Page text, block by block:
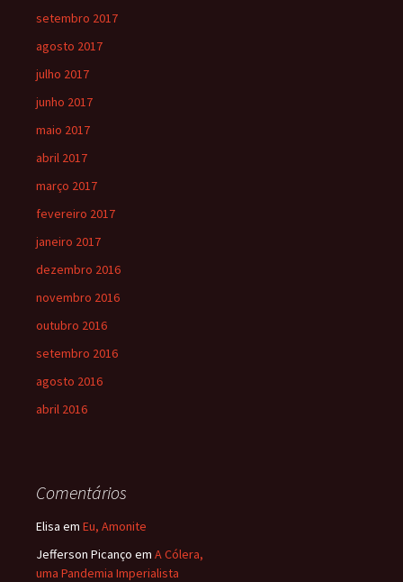
setembro 2017
agosto 2017
julho 2017
junho 2017
maio 2017
abril 2017
março 2017
fevereiro 2017
janeiro 2017
dezembro 2016
novembro 2016
outubro 2016
setembro 2016
agosto 2016
abril 2016
Comentários
Elisa em Eu, Amonite
Jefferson Picanço em A Cólera,
uma Pandemia Imperialista